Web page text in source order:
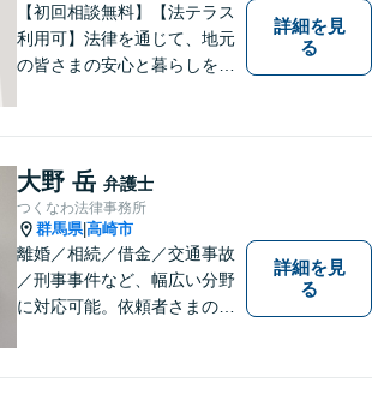
【初回相談無料】【法テラス
利用可】法律を通じて、地元
の皆さまの安心と暮らしを全
なたのお悩みをお聞かせくだ
さい。どのようなご相談でも
真摯に向き合い、解決まで全
力で伴走します。【地域密着
型の法律事務所】
詳細を見
る
大野 岳 弁護士
つくなわ法律事務所
群馬県|高崎市
離婚／相続／借金／交通事故
／刑事事件など、幅広い分野
に対応可能。依頼者さまの状
案してまいります。お気軽に
詳細を見
る